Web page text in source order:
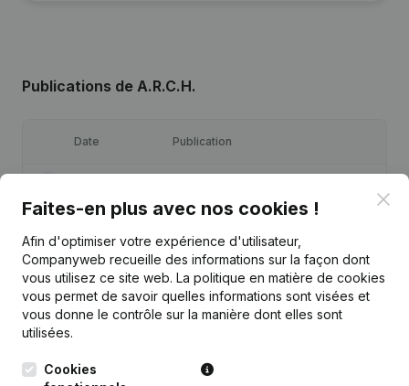
Publications de A.R.C.H.
Date Publication
21-05-2024
Nominations
09-06-2022 Demissions, Nominations
Modifications, …)
Faites-en plus avec nos cookies !
Afin d'optimiser votre expérience d'utilisateur,
Companyweb recueille des informations sur la façon dont
vous utilisez ce site web. La politique en matière de cookies
vous permet de savoir quelles informations sont visées et
vous donne le contrôle sur la manière dont elles sont
utilisées.
Cookies